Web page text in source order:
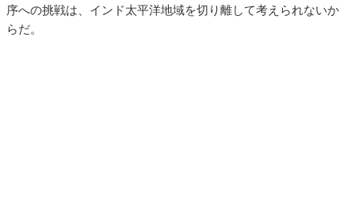
序への挑戦は、インド太平洋地域を切り離して考えられないか
らだ。